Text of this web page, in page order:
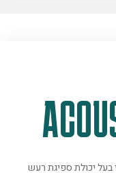
בעל יכולת ספיגת רעש